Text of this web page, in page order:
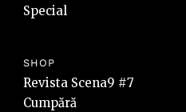
Special
SHOP
Revista Scena9 #7
Cumpără